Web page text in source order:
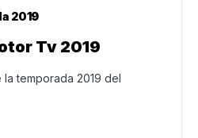
2019
Tv 2019
temporada 2019 del